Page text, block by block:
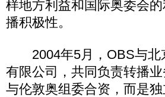
样地方利益和国际奥委会
播积极性。
2004年5月，OBS与北
有限公司，共同负责转播
与伦敦奥组委合资，而是